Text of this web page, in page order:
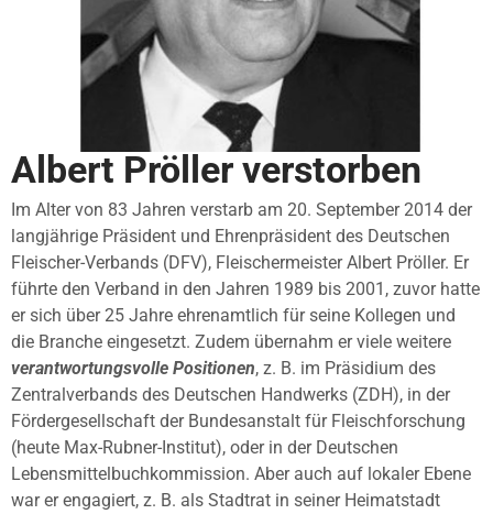
Albert Pröller verstorben
Im Alter von 83 Jahren verstarb am 20. September 2014 der
langjährige Präsident und Ehrenpräsident des Deutschen
Fleischer-Verbands (DFV), Fleischermeister Albert Pröller. Er
führte den Verband in den Jahren 1989 bis 2001, zuvor hatte
er sich über 25 Jahre ehrenamtlich für seine Kollegen und
die Branche eingesetzt. Zudem übernahm er viele weitere
verantwortungsvolle Positionen, z. B. im Präsidium des
Zentralverbands des Deutschen Handwerks (ZDH), in der
Fördergesellschaft der Bundesanstalt für Fleischforschung
(heute Max-Rubner-Institut), oder in der Deutschen
Lebensmittelbuchkommission. Aber auch auf lokaler Ebene
war er engagiert, z. B. als Stadtrat in seiner Heimatstadt